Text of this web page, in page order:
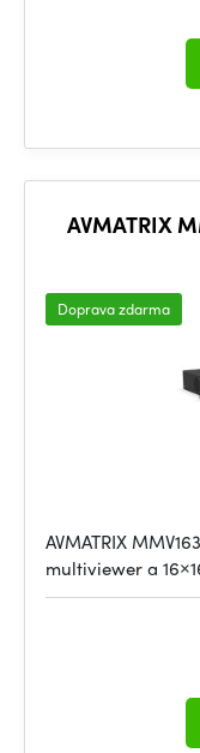
AVMATRIX
Doprava zdarma
AVMATRIX
multiviewer a